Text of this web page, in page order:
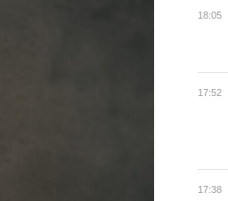
18:05
17:52
17:38